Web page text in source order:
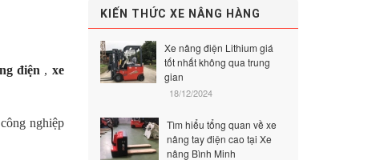
điện , xe
nghiệp
KIẾN THỨC XE NÂNG HÀNG
Xe nâng điện Lithium giá
tốt nhất không qua trung
gian
18/12/2024
Tìm hiểu tổng quan về xe
nâng tay điện cao tại Xe
nâng Bình Minh